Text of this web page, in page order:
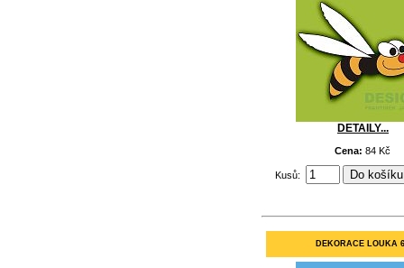
DETAILY...
Cena:84 Kč
Kusů:
DEKORACE LOUKA